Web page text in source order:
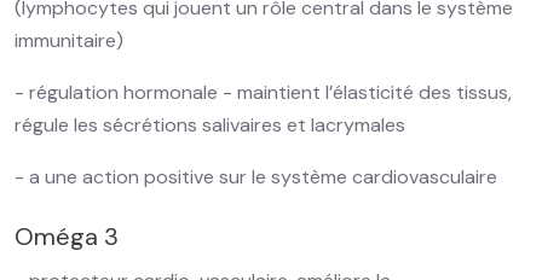
(lymphocytes qui jouent un rôle central dans le système
immunitaire)
- régulation hormonale - maintient l’élasticité des tissus,
régule les sécrétions salivaires et lacrymales
- a une action positive sur le système cardiovasculaire
Oméga 3